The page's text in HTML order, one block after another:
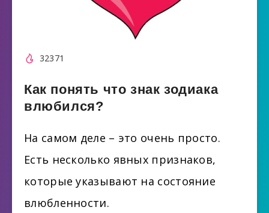
32371
Как понять что знак зодиака
влюбился?
На самом деле – это очень просто.
Есть несколько явных признаков,
которые указывают на состояние
влюбленности.